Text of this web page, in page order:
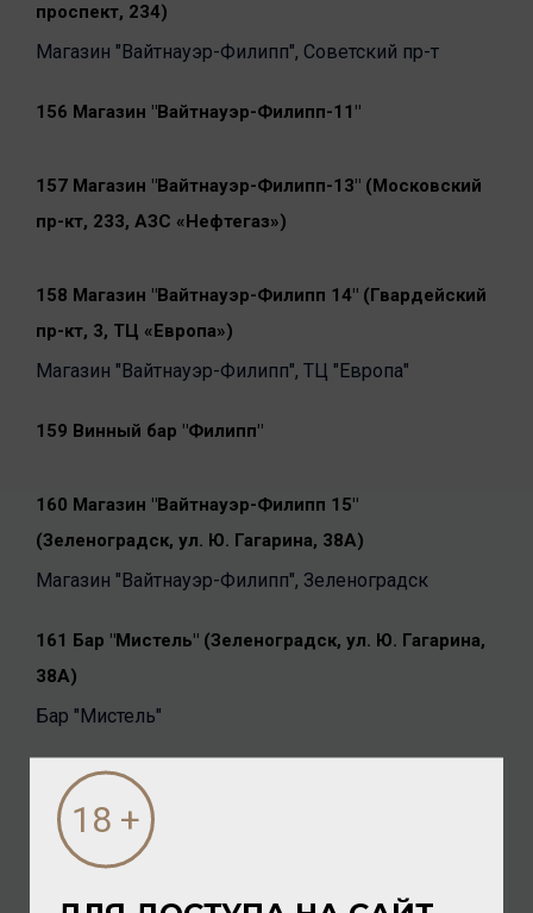
проспект, 234)
Магазин "Вайтнауэр-Филипп", Советский пр-т
156 Магазин "Вайтнауэр-Филипп-11"
157 Магазин "Вайтнауэр-Филипп-13" (Московский
пр-кт, 233, АЗС «Нефтегаз»)
158 Магазин "Вайтнауэр-Филипп 14" (Гвардейский
пр-кт, 3, ТЦ «Европа»)
Магазин "Вайтнауэр-Филипп", ТЦ "Европа"
159 Винный бар "Филипп"
160 Магазин "Вайтнауэр-Филипп 15"
(Зеленоградск, ул. Ю. Гагарина, 38А)
Магазин "Вайтнауэр-Филипп", Зеленоградск
161 Бар "Мистель" (Зеленоградск, ул. Ю. Гагарина,
38А)
Бар "Мистель"
162 Выездная торговля
163 Магазин "Вайтнауэр-Филипп 18" (п. Орловка,